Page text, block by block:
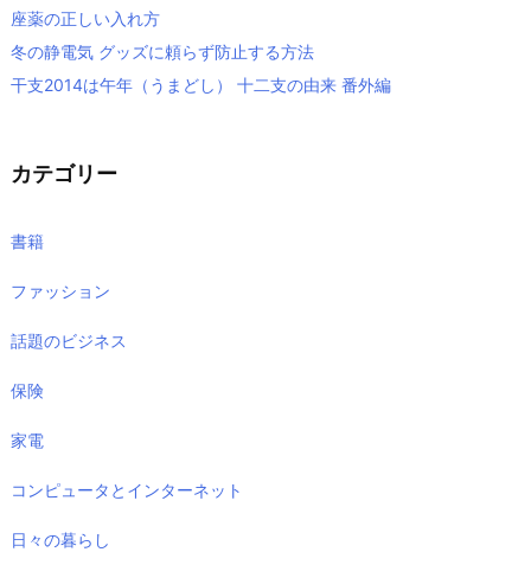
座薬の正しい入れ方
冬の静電気 グッズに頼らず防止する方法
干支2014は午年（うまどし） 十二支の由来 番外編
カテゴリー
書籍
ファッション
話題のビジネス
保険
家電
コンピュータとインターネット
日々の暮らし